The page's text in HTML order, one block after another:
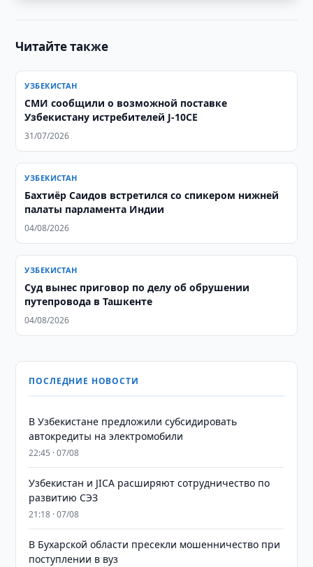
Читайте также
УЗБЕКИСТАН
СМИ сообщили о возможной поставке
Узбекистану истребителей J-10CE
31/07/2026
УЗБЕКИСТАН
Бахтиёр Саидов встретился со спикером нижней
палаты парламента Индии
04/08/2026
УЗБЕКИСТАН
Суд вынес приговор по делу об обрушении
путепровода в Ташкенте
04/08/2026
ПОСЛЕДНИЕ НОВОСТИ
В Узбекистане предложили субсидировать
автокредиты на электромобили
22:45 · 07/08
Узбекистан и JICA расширяют сотрудничество по
развитию СЭЗ
21:18 · 07/08
В Бухарской области пресекли мошенничество при
поступлении в вуз